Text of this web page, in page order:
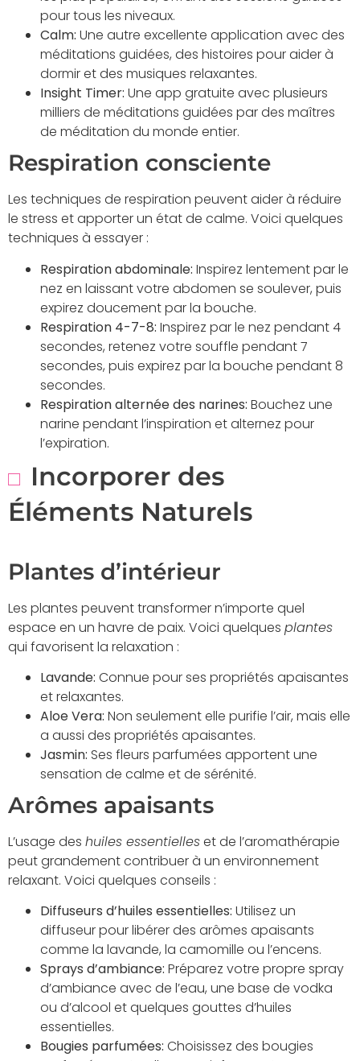
pour tous les niveaux.
Calm: Une autre excellente application avec des
méditations guidées, des histoires pour aider à
dormir et des musiques relaxantes.
Insight Timer: Une app gratuite avec plusieurs
milliers de méditations guidées par des maîtres
de méditation du monde entier.
Respiration consciente
Les techniques de respiration peuvent aider à réduire
le stress et apporter un état de calme. Voici quelques
techniques à essayer :
Respiration abdominale: Inspirez lentement par le
nez en laissant votre abdomen se soulever, puis
expirez doucement par la bouche.
Respiration 4-7-8: Inspirez par le nez pendant 4
secondes, retenez votre souffle pendant 7
secondes, puis expirez par la bouche pendant 8
secondes.
Respiration alternée des narines: Bouchez une
narine pendant l’inspiration et alternez pour
l’expiration.
Incorporer des
Éléments Naturels
Plantes d’intérieur
Les plantes peuvent transformer n’importe quel
espace en un havre de paix. Voici quelques plantes
qui favorisent la relaxation :
Lavande: Connue pour ses propriétés apaisantes
et relaxantes.
Aloe Vera: Non seulement elle purifie l’air, mais elle
a aussi des propriétés apaisantes.
Jasmin: Ses fleurs parfumées apportent une
sensation de calme et de sérénité.
Arômes apaisants
L’usage des huiles essentielleset de l’aromathérapie
peut grandement contribuer à un environnement
relaxant. Voici quelques conseils :
Diffuseurs d’huiles essentielles: Utilisez un
diffuseur pour libérer des arômes apaisants
comme la lavande, la camomille ou l’encens.
Sprays d’ambiance: Préparez votre propre spray
d’ambiance avec de l’eau, une base de vodka
ou d’alcool et quelques gouttes d’huiles
essentielles.
Bougies parfumées: Choisissez des bougies